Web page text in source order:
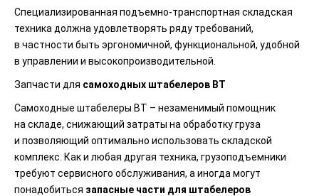
Специализированная подъемно-транспортная складская
техника должна удовлетворять ряду требований,
в частности быть эргономичной, функциональной, удобной
в управлении и высокопроизводительной.
Запчасти для самоходных штабелеров BT
Самоходные штабелеры BT – незаменимый помощник
на складе, снижающий затраты на обработку груза
и позволяющий оптимально использовать складской
комплекс. Как и любая другая техника, грузоподъемники
требуют сервисного обслуживания, а иногда могут
понадобиться запасные части для штабелеров